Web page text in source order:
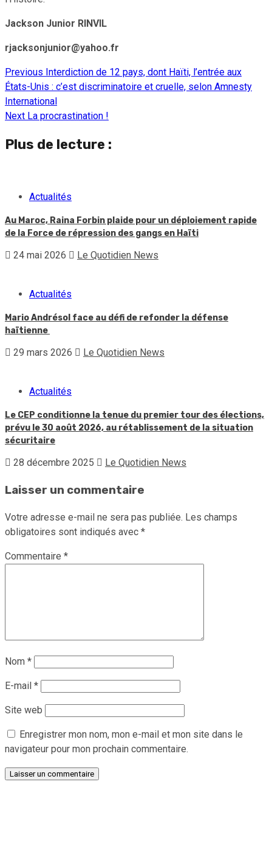
Jackson Junior RINVIL
rjacksonjunior@yahoo.fr
Continue
Reading
Previous Interdiction de 12 pays, dont Haïti, l’entrée aux
États-Unis : c’est discriminatoire et cruelle, selon Amnesty
International
Next La procrastination !
Plus de lecture :
Actualités
Au Maroc, Raina Forbin plaide pour un déploiement rapide
de la Force de répression des gangs en Haïti
24 mai 2026 Le Quotidien News
Actualités
Mario Andrésol face au défi de refonder la défense
haïtienne
29 mars 2026 Le Quotidien News
Actualités
Le CEP conditionne la tenue du premier tour des élections,
prévu le 30 août 2026, au rétablissement de la situation
sécuritaire
28 décembre 2025 Le Quotidien News
Laisser un commentaire
Votre adresse e-mail ne sera pas publiée. Les champs
obligatoires sont indiqués avec *
Commentaire *
Nom *
E-mail *
Site web
Enregistrer mon nom, mon e-mail et mon site dans le
navigateur pour mon prochain commentaire.